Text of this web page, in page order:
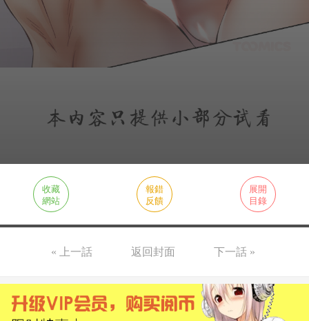
收藏
網站
報錯
反饋
展開
目錄
« 上一話 返回封面 下一話 »